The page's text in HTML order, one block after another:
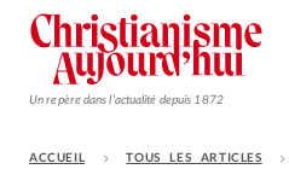
Un repère dans l'actualité depuis 1872
ACCUEIL TOUS LES ARTICLES